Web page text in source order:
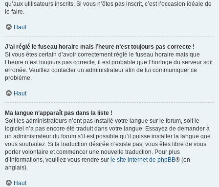
qu’aux utilisateurs inscrits. Si vous n’êtes pas inscrit, c’est l’occasion idéale de
le faire.
Haut
J’ai réglé le fuseau horaire mais l’heure n’est toujours pas correcte !
Si vous êtes certain d’avoir correctement réglé le fuseau horaire mais que
l’heure n’est toujours pas correcte, il est probable que l’horloge du serveur soit
erronée. Veuillez contacter un administrateur afin de lui communiquer ce
problème.
Haut
Ma langue n’apparaît pas dans la liste !
Soit les administrateurs n’ont pas installé votre langue sur le forum, soit le
logiciel n’a pas encore été traduit dans votre langue. Essayez de demander à
un administrateur du forum s’il est possible qu’il puisse installer la langue que
vous souhaitez. Si la traduction désirée n’existe pas, vous êtes libre de vous
porter volontaire et commencer une nouvelle traduction. Pour plus
d’informations, veuillez vous rendre sur le site internet de phpBB® (en
anglais).
Haut